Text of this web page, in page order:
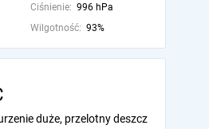
Ciśnienie: 996 hPa
Wilgotność: 93%
duże, przelotny deszcz